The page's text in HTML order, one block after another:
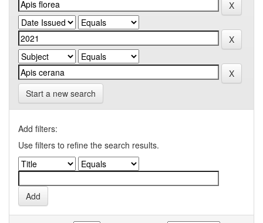
Start a new search
Add filters:
Use filters to refine the search results.